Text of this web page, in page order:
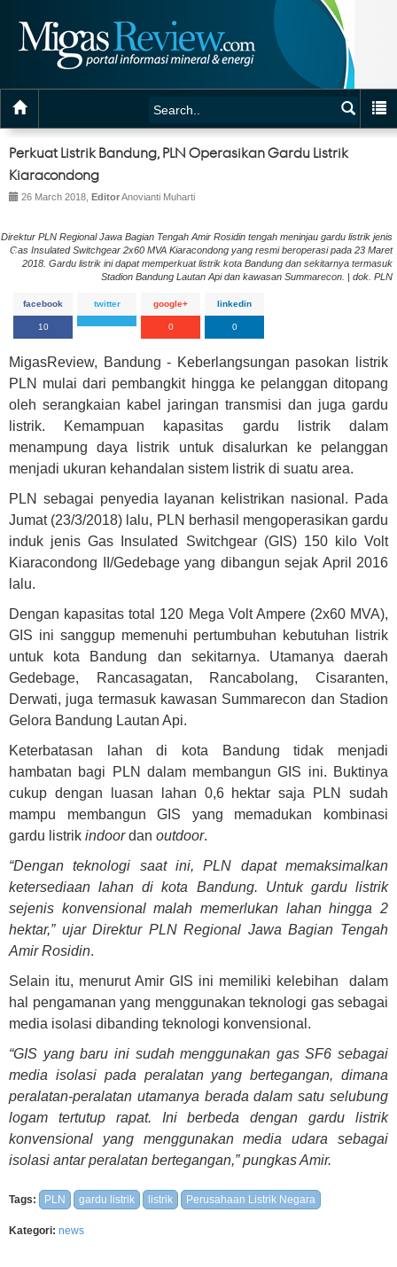
Perkuat Listrik Bandung, PLN Operasikan Gardu Listrik
Kiaracondong
26 March 2018, EditorAnovianti Muharti
Direktur PLN Regional Jawa Bagian Tengah Amir Rosidin tengah meninjau gardu listrik jenis
Gas Insulated Switchgear 2x60 MVA Kiaracondong yang resmi beroperasi pada 23 Maret
2018. Gardu listrik ini dapat memperkuat listrik kota Bandung dan sekitarnya termasuk
Stadion Bandung Lautan Api dan kawasan Summarecon. | dok. PLN
facebook
10
twitter google+
0
linkedin
0
MigasReview, Bandung - Keberlangsungan pasokan listrik
PLN mulai dari pembangkit hingga ke pelanggan ditopang
oleh serangkaian kabel jaringan transmisi dan juga gardu
listrik. Kemampuan kapasitas gardu listrik dalam
menampung daya listrik untuk disalurkan ke pelanggan
menjadi ukuran kehandalan sistem listrik di suatu area.
PLN sebagai penyedia layanan kelistrikan nasional. Pada
Jumat (23/3/2018) lalu, PLN berhasil mengoperasikan gardu
induk jenis Gas Insulated Switchgear (GIS) 150 kilo Volt
Kiaracondong II/Gedebage yang dibangun sejak April 2016
lalu.
Dengan kapasitas total 120 Mega Volt Ampere (2x60 MVA),
GIS ini sanggup memenuhi pertumbuhan kebutuhan listrik
untuk kota Bandung dan sekitarnya. Utamanya daerah
Gedebage, Rancasagatan, Rancabolang, Cisaranten,
Derwati, juga termasuk kawasan Summarecon dan Stadion
Gelora Bandung Lautan Api.
Keterbatasan lahan di kota Bandung tidak menjadi
hambatan bagi PLN dalam membangun GIS ini. Buktinya
cukup dengan luasan lahan 0,6 hektar saja PLN sudah
mampu membangun GIS yang memadukan kombinasi
gardu listrik indoordan outdoor.
“Dengan teknologi saat ini, PLN dapat memaksimalkan
ketersediaan lahan di kota Bandung. Untuk gardu listrik
sejenis konvensional malah memerlukan lahan hingga 2
hektar,” ujar Direktur PLN Regional Jawa Bagian Tengah
Amir Rosidin.
Selain itu, menurut Amir GIS ini memiliki kelebihan dalam
hal pengamanan yang menggunakan teknologi gas sebagai
media isolasi dibanding teknologi konvensional.
“GIS yang baru ini sudah menggunakan gas SF6 sebagai
media isolasi pada peralatan yang bertegangan, dimana
peralatan-peralatan utamanya berada dalam satu selubung
logam tertutup rapat. Ini berbeda dengan gardu listrik
konvensional yang menggunakan media udara sebagai
isolasi antar peralatan bertegangan,” pungkas Amir.
Tags: PLN gardu listrik listrik Perusahaan Listrik Negara
Kategori: news